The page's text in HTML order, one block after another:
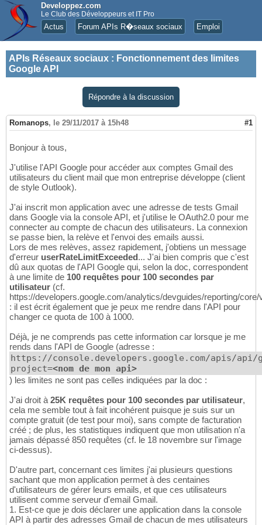
Developpez.com
Le Club des Développeurs et IT Pro
Actus Forum APIs R�seaux sociaux Emploi
APIs Réseaux sociaux : Fonctionnement des limites
Google API
Répondre à la discussion
Romanops, le 29/11/2017 à 15h48 #1
Bonjour à tous,
J'utilise l'API Google pour accéder aux comptes Gmail des
utilisateurs du client mail que mon entreprise développe (client
de style Outlook).
J'ai inscrit mon application avec une adresse de tests Gmail
dans Google via la console API, et j'utilise le OAuth2.0 pour me
connecter au compte de chacun des utilisateurs. La connexion
se passe bien, la relève et l'envoi des emails aussi.
Lors de mes relèves, assez rapidement, j'obtiens un message
d'erreur userRateLimitExceeded... J'ai bien compris que c'est
dû aux quotas de l'API Google qui, selon la doc, correspondent
à une limite de 100 requêtes pour 100 secondes par
utilisateur (cf.
https://developers.google.com/analytics/devguides/reporting/
: il est écrit également que je peux me rendre dans l'API pour
changer ce quota de 100 à 1000.
Déjà, je ne comprends pas cette information car lorsque je me
rends dans l'API de Google (adresse :
https://console.developers.google.com/apis/api/
project=<nom de mon api>
) les limites ne sont pas celles indiquées par la doc :
J'ai droit à 25K requêtes pour 100 secondes par utilisateur,
cela me semble tout à fait incohérent puisque je suis sur un
compte gratuit (de test pour moi), sans compte de facturation
créé ; de plus, les statistiques indiquent que mon utilisation n'a
jamais dépassé 850 requêtes (cf. le 18 novembre sur l'image
ci-dessus).
D'autre part, concernant ces limites j'ai plusieurs questions
sachant que mon application permet à des centaines
d'utilisateurs de gérer leurs emails, et que ces utilisateurs
utilisent comme serveur d'email Gmail.
1. Est-ce que je dois déclarer une application dans la console
API à partir des adresses Gmail de chacun de mes utilisateurs